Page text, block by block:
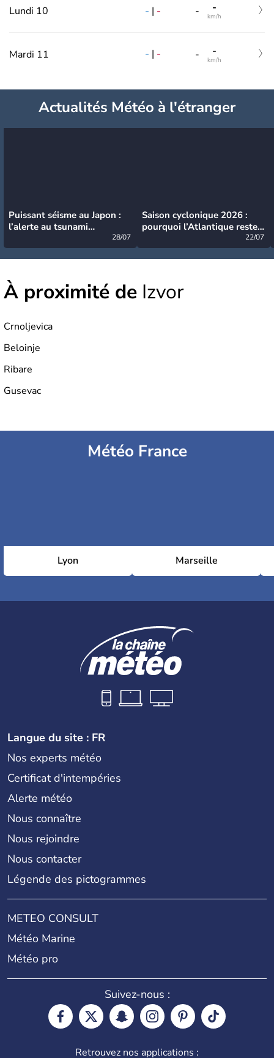
Lundi 10 - | - - -
km/h
Mardi 11 - | - - -
km/h
Actualités Météo à l'étranger
Puissant séisme au Japon :
l’alerte au tsunami
28/07
Saison cyclonique 2026 :
pourquoi l’Atlantique reste
22/07
À proximité de Izvor
Crnoljevica
Beloinje
Ribare
Gusevac
Météo France
Lyon Marseille
Langue du site : FR
Nos experts météo
Certificat d'intempéries
Alerte météo
Nous connaître
Nous rejoindre
Nous contacter
Légende des pictogrammes
METEO CONSULT
Météo Marine
Météo pro
Suivez-nous :
Retrouvez nos applications :